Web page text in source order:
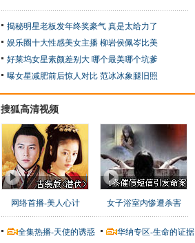
揭秘明星老板发年终奖豪气 真是太给力了
娱乐圈十大性感美女主播 柳岩侯佩岑比美
好莱坞女星素颜差别大 哪个最美哪个坑爹
曝女星减肥前后惊人对比 范冰冰象腿旧照
搜狐高清视频
网络首播-美人心计 女子浴室内惨遭杀害
全集热播-天使的诱惑
华纳专区-生命的证据